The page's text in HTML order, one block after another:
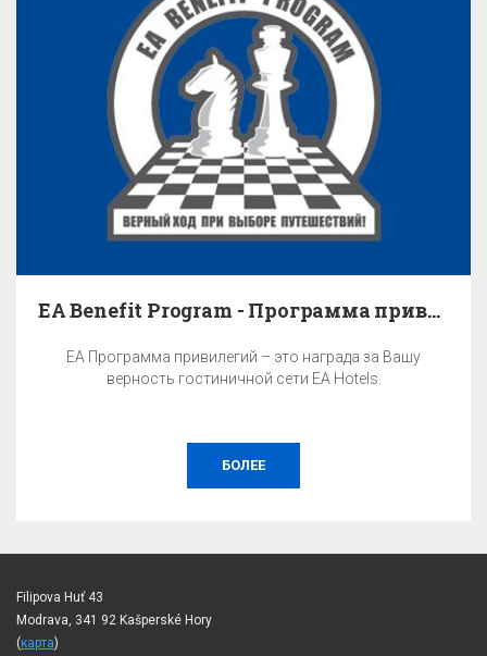
EA Benefit Program - Программа привилегий
EA Программа привилегий – это награда за Вашу
верность гостиничной сети EA Hotels.
БОЛЕЕ
Filipova Huť 43
Modrava, 341 92 Kašperské Hory
(карта)